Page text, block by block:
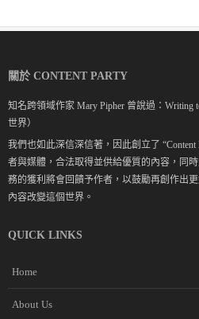
關於 CONTENT PARTY
知名跨領域作家 Mary Pipher 曾說過：Writing
世界）
我們也如此深信深信著，因此創立了
者與媒體，合法取得並供給優質的內容，同
務的獲利將會回饋予作者，以鼓勵再創作出
內容改變這個世界。
QUICK LINKS
Home
About Us